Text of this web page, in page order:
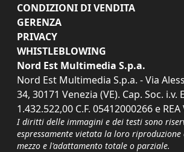
CONDIZIONI DI VENDITA
GERENZA
PRIVACY
WHISTLEBLOWING
Nord Est Multimedia S.p.a.
Nord Est Multimedia S.p.a. - Via
34, 30171 Venezia (VE). Cap. Soc. i.v.
1.432.522,00 C.F. 05412000266 e
I diritti delle immagini e dei testi sono
espressamente vietata la loro riproduzione
mezzo e l'adattamento totale o parziale.